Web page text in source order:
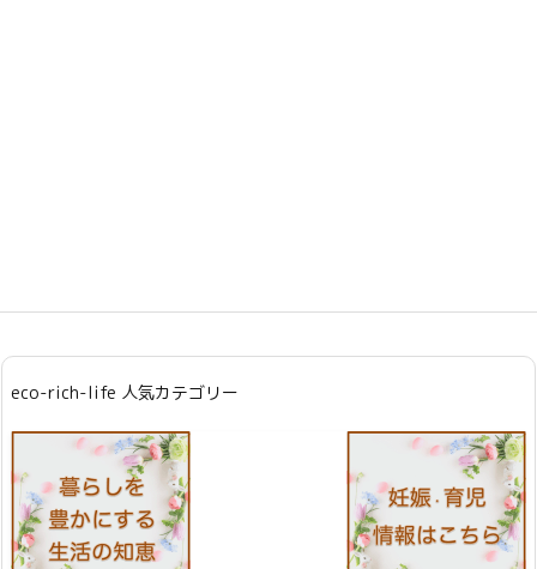
eco-rich-life 人気カテゴリー